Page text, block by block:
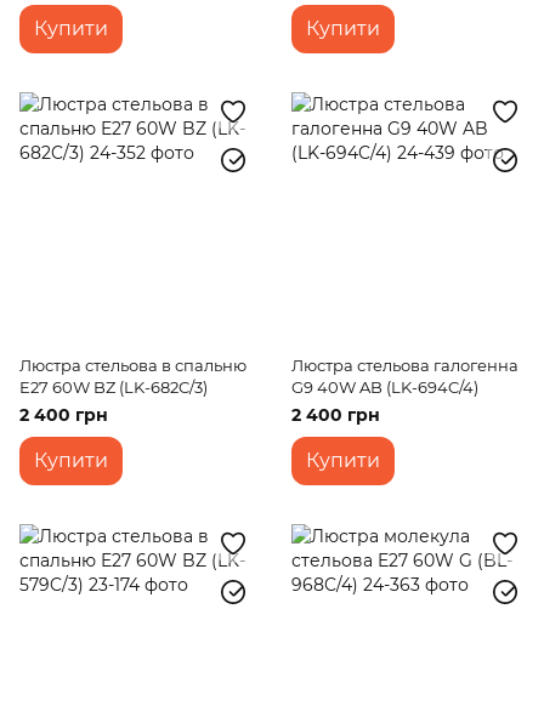
Купити Купити
Люстра стельова в спальню
E27 60W BZ (LK-682C/3)
2 400 грн
Купити
Люстра стельова галогенна
G9 40W AB (LK-694C/4)
2 400 грн
Купити